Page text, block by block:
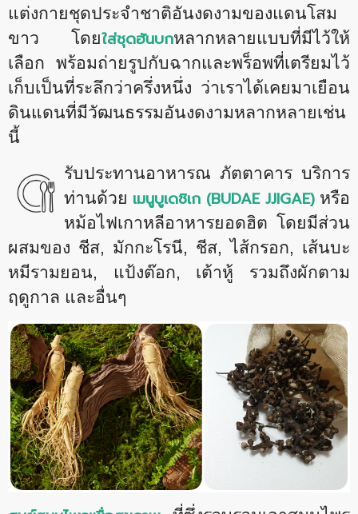
แต่งกายชุดประจำชาติอันงดงามของแดนโสม
ขาว โดยใส่ชุดฮันบกหลากหลายแบบที่มีไว้ให้
เลือก พร้อมถ่ายรูปกับฉากและพร็อพที่เตรียมไว้
เก็บเป็นที่ระลึกว่าครึ่งหนึ่ง ว่าเราได้เคยมาเยือน
ดินแดนที่มีวัฒนธรรมอันงดงามหลากหลายเช่น
นี้
รับประทานอาหารณ ภัตตาคาร บริการ
ท่านด้วย เมนูบูเดชิเก (BUDAE JJIGAE) หรือ
หม้อไฟเกาหลีอาหารยอดฮิต โดยมีส่วน
ผสมของ ชีส, มักกะโรนี, ชีส, ไส้กรอก, เส้นบะ
หมีรามยอน, แป้งต๊อก, เต้าหู้ รวมถึงผักตาม
ฤดูกาล และอื่นๆ